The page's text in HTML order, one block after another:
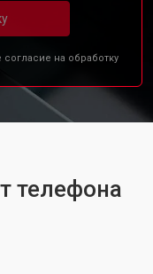
на обработку
телефона